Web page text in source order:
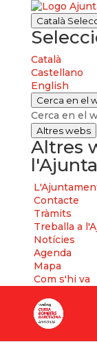
Català
Català
Castellano
English
Cerca en el
Cerca en el
Altres webs
Altres
Contacte
Tràmits
Treballa a
Notícies
Agenda
Mapa
Com s'hi va